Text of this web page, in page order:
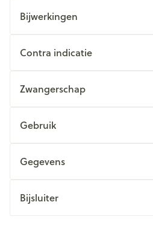
Bijwerkingen
Contra indicatie
Zwangerschap
Gebruik
Gegevens
Bijsluiter